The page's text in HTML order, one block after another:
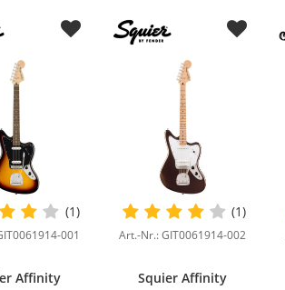
(1)
001
Affinity
(1)
Art.-Nr.: GIT0061914-002
Squier Affinity